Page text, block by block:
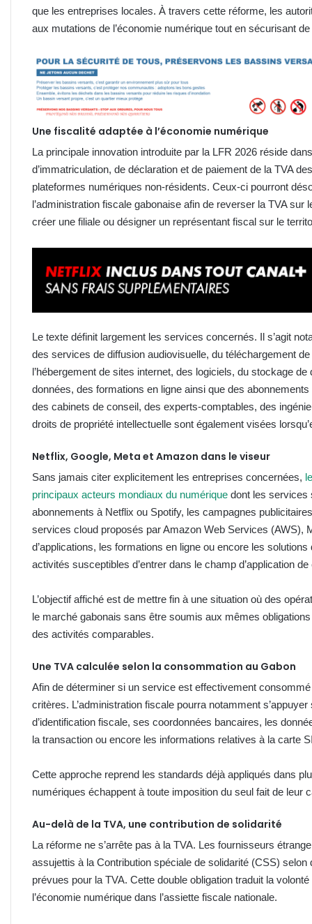
que les entreprises locales. À travers cette réforme, les
aux mutations de l’économie numérique tout en sécurisant
Une fiscalité adaptée à l’économie numérique
La principale innovation introduite par la LFR 2026 réside
d’immatriculation, de déclaration et de paiement de la TVA
plateformes numériques non-résidents. Ceux-ci pourront
l’administration fiscale gabonaise afin de reverser la TVA
créer une filiale ou désigner un représentant fiscal sur le
Le texte définit largement les services concernés. Il s’agit
des services de diffusion audiovisuelle, du téléchargement
l’hébergement de sites internet, des logiciels, du stockage
données, des formations en ligne ainsi que des
des cabinets de conseil, des experts-comptables, des
droits de propriété intellectuelle sont également visées
Netflix, Google, Meta et Amazon dans le viseur
Sans jamais citer explicitement les entreprises concernées,
principaux acteurs mondiaux du numérique dont les services
abonnements à Netflix ou Spotify, les campagnes
services cloud proposés par Amazon Web Services (AWS),
d’applications, les formations en ligne ou encore les
activités susceptibles d’entrer dans le champ d’application
L’objectif affiché est de mettre fin à une situation où des
le marché gabonais sans être soumis aux mêmes
des activités comparables.
Une TVA calculée selon la consommation au Gabon
Afin de déterminer si un service est effectivement
critères. L’administration fiscale pourra notamment
d’identification fiscale, ses coordonnées bancaires, les
la transaction ou encore les informations relatives à la
Cette approche reprend les standards déjà appliqués dans
numériques échappent à toute imposition du seul fait de leur
Au-delà de la TVA, une contribution de solidarité
La réforme ne s’arrête pas à la TVA. Les fournisseurs
assujettis à la Contribution spéciale de solidarité (CSS)
prévues pour la TVA. Cette double obligation traduit la
l’économie numérique dans l’assiette fiscale nationale.